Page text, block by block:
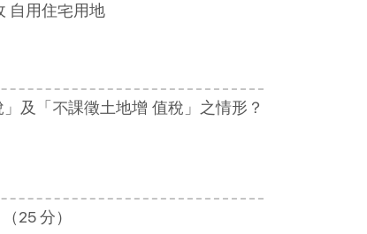
自用住宅用地
及「不課徵土地增 值稅」之情形？
25 分）